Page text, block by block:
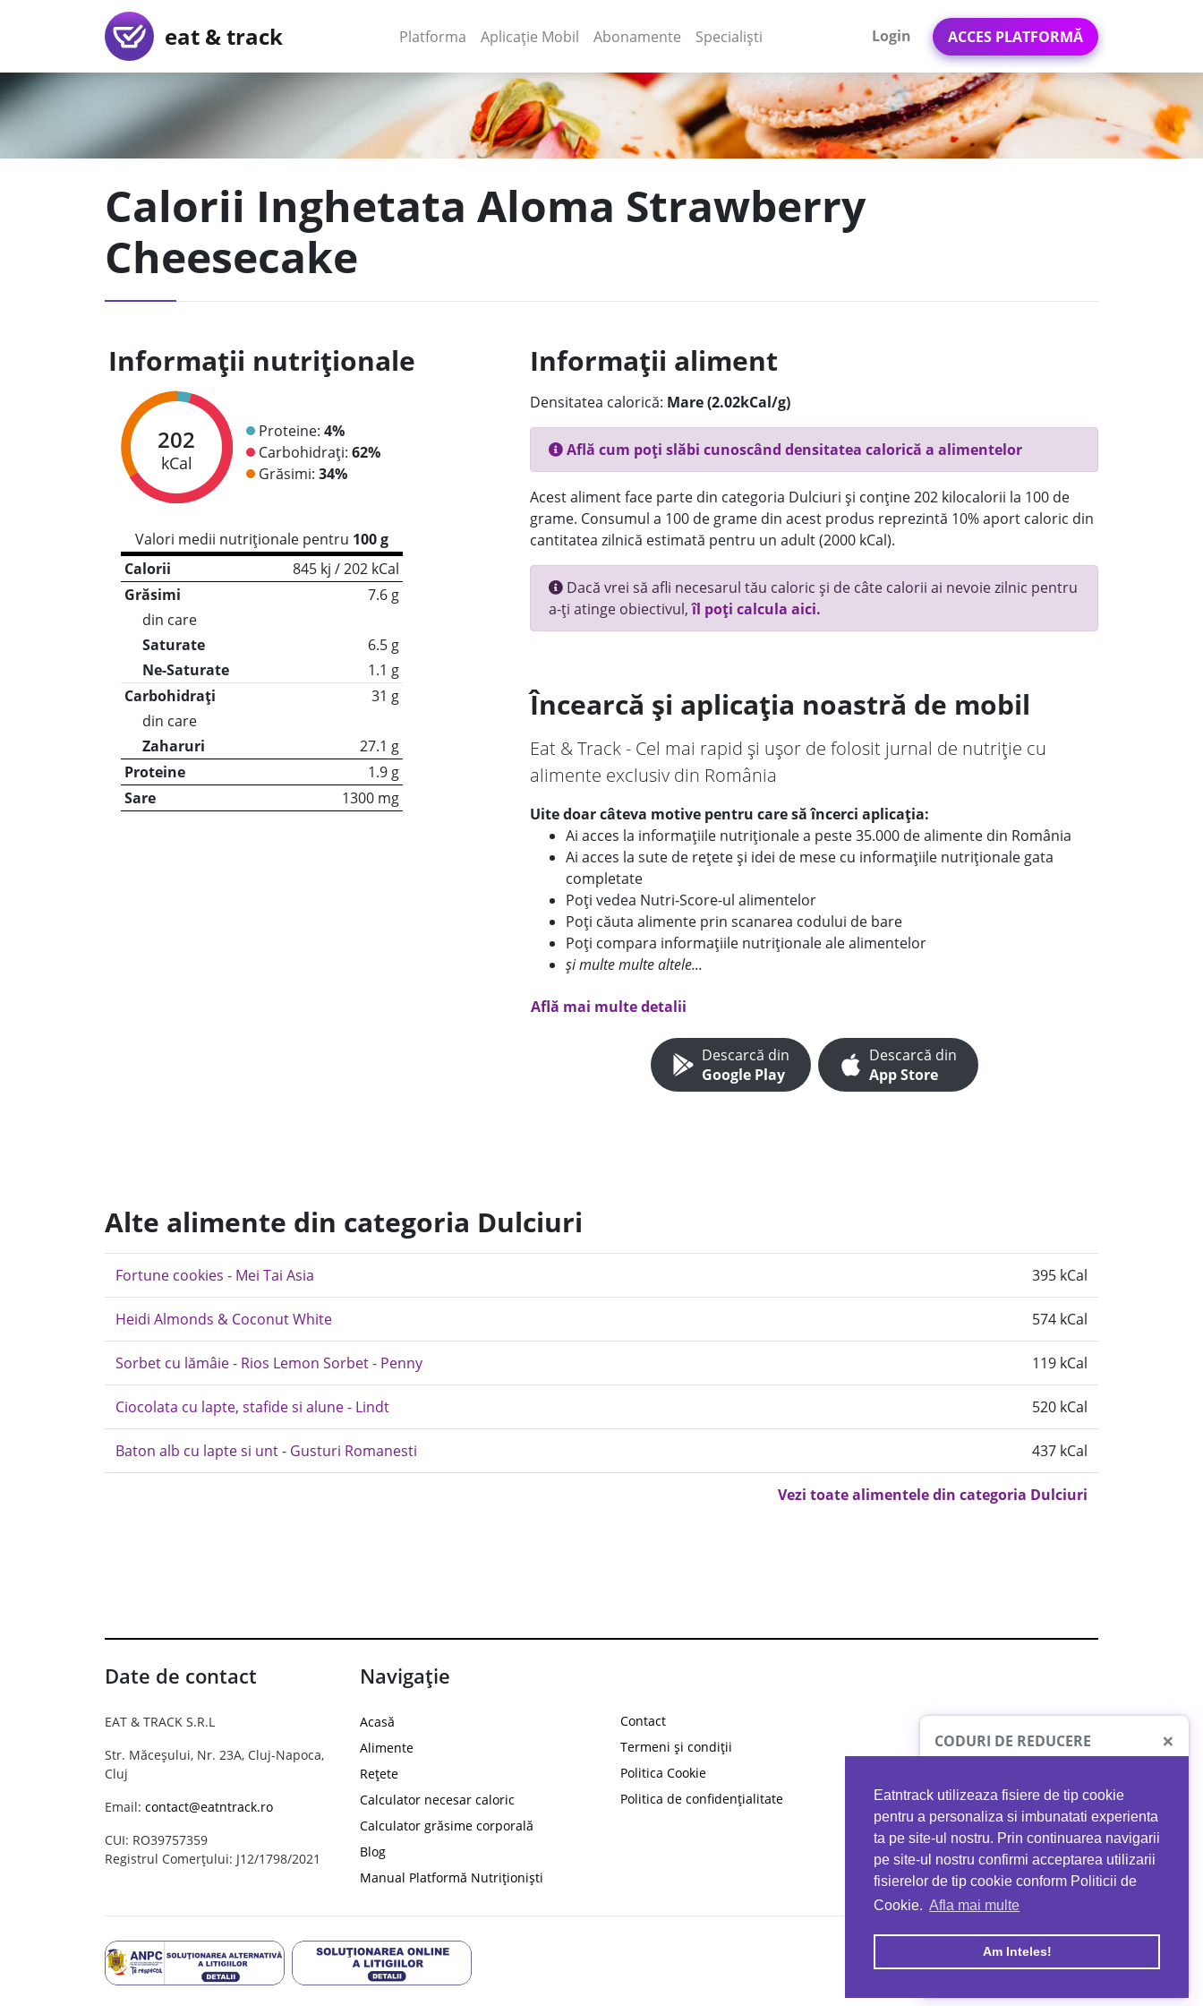
Eatntrack utilizeaza fisiere de tip cookie
pentru a personaliza si imbunatati experienta
ta pe site-ul nostru. Prin continuarea navigarii
pe site-ul nostru confirmi acceptarea utilizarii
fisierelor de tip cookie conform Politicii de
Cookie. Afla mai multe
Am Inteles!
eat & track Platforma (current)
Aplicație Mobil (current)
Abonamente Specialiști Login ACCES PLATFORMĂ
Calorii Inghetata Aloma Strawberry
Cheesecake
Informații nutriționale
202
kCal
Proteine: 4%
Carbohidrați: 62%
Grăsimi: 34%
Valori medii nutriționale pentru 100 g
Calorii
845 kj / 202 kCal
Grăsimi
7.6 g
din care
Saturate
6.5 g
Ne-Saturate
1.1 g
Carbohidrați
31 g
din care
Zaharuri
27.1 g
Proteine
1.9 g
Sare
1300 mg
Informații aliment
Densitatea calorică: Mare (2.02kCal/g)
Află cum poți slăbi cunoscând densitatea calorică a alimentelor
Acest aliment face parte din categoria Dulciuri și conține 202 kilocalorii la 100 de
grame. Consumul a 100 de grame din acest produs reprezintă 10% aport caloric din
cantitatea zilnică estimată pentru un adult (2000 kCal).
Dacă vrei să afli necesarul tău caloric și de câte calorii ai nevoie zilnic pentru
a-ți atinge obiectivul,îl poți calcula aici.
Încearcă și aplicația noastră de mobil
Eat & Track - Cel mai rapid și ușor de folosit jurnal de nutriție cu
alimente exclusiv din România
Uite doar câteva motive pentru care să încerci aplicația:
Ai acces la informațiile nutriționale a peste 35.000 de alimente din România
Ai acces la sute de rețete și idei de mese cu informațiile nutriționale gata
completate
Poți vedea Nutri-Score-ul alimentelor
Poți căuta alimente prin scanarea codului de bare
Poți compara informațiile nutriționale ale alimentelor
și multe multe altele...
Află mai multe detalii
Descarcă din
Google Play
Descarcă din
App Store
Alte alimente din categoria Dulciuri
Fortune cookies - Mei Tai Asia 395 kCal
Heidi Almonds & Coconut White 574 kCal
Sorbet cu lămâie - Rios Lemon Sorbet - Penny 119 kCal
Ciocolata cu lapte, stafide si alune - Lindt 520 kCal
Baton alb cu lapte si unt - Gusturi Romanesti 437 kCal
Vezi toate alimentele din categoria Dulciuri
Date de contact
EAT & TRACK S.R.L
Str. Măceșului, Nr. 23A, Cluj-Napoca,
Cluj
Email: contact@eatntrack.ro
CUI: RO39757359
Registrul Comerțului: J12/1798/2021
Navigație
Acasă
Alimente
Rețete
Calculator necesar caloric
Calculator grăsime corporală
Blog
Manual Platformă Nutriționiști
Contact
Termeni și condiții
Politica Cookie
Politica de confidențialitate
CODURI DE REDUCERE ×
PROTO41
reducere la orice comandă
EATNTRACK
MYPROTEIN
Ai40%reducere la orice comandă
folosind codul EATTRACK